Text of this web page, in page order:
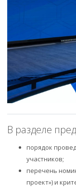
В разделе
порядок
участников;
перечень
проект») и